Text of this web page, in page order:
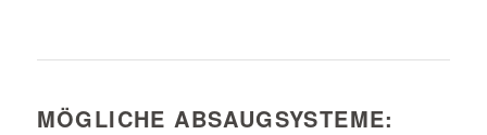
MÖGLICHE ABSAUGSYSTEME: